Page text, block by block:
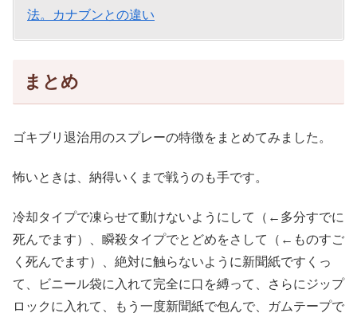
法。カナブンとの違い
まとめ
ゴキブリ退治用のスプレーの特徴をまとめてみました。
怖いときは、納得いくまで戦うのも手です。
冷却タイプで凍らせて動けないようにして（←多分すでに
死んでます）、瞬殺タイプでとどめをさして（←ものすご
く死んでます）、絶対に触らないように新聞紙ですくっ
て、ビニール袋に入れて完全に口を縛って、さらにジップ
ロックに入れて、もう一度新聞紙で包んで、ガムテープで